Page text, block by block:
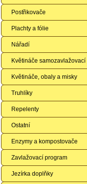
Postřikovače
Plachty a fólie
Nářadí
Květináče samozavlažovací
Květináče, obaly a misky
Truhlíky
Repelenty
Ostatní
Enzymy a kompostovače
Zavlažovací program
Jezírka doplňky